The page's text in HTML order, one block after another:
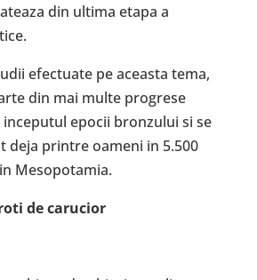
din ultima etapa a
efectuate pe aceasta tema,
din mai multe progrese
epocii bronzului si se
deja printre oameni in 5.500
Mesopotamia.
de carucior